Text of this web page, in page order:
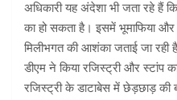
अधिकारी यह अंदेशा भी जता रहे हैं
का हो सकता है। इसमें भूमाफिया और
मिलीभगत की आशंका जताई जा रही
डीएम ने किया रजिस्ट्री और स्टांप
रजिस्ट्री के डाटाबेस में छेड़छाड़ की